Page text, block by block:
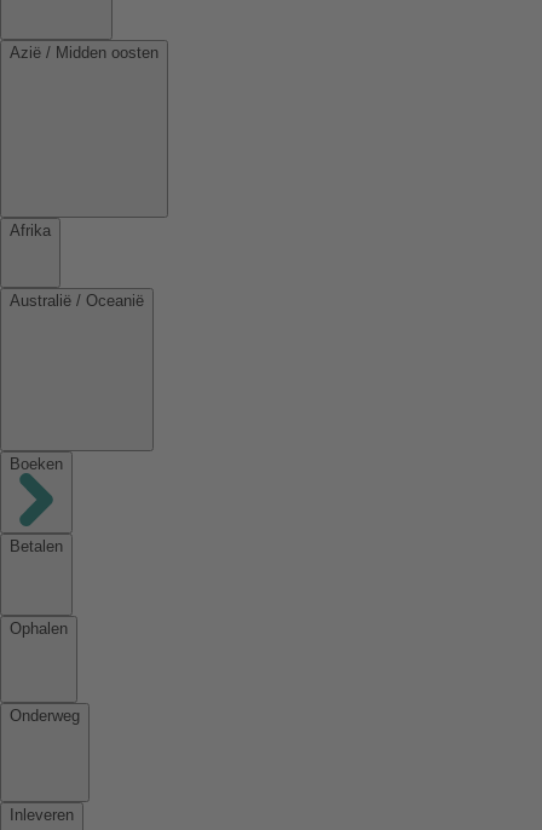
Azië / Midden oosten
Afrika
Australië / Oceanië
Boeken
Betalen
Ophalen
Onderweg
Inleveren